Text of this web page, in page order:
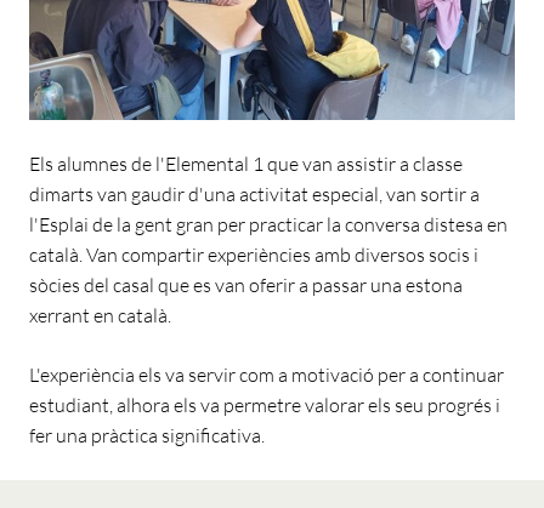
Els alumnes de l'Elemental 1 que van assistir a classe
dimarts van gaudir d'una activitat especial, van sortir a
l'Esplai de la gent gran per practicar la conversa distesa en
català. Van compartir experiències amb diversos socis i
sòcies del casal que es van oferir a passar una estona
xerrant en català.
L'experiència els va servir com a motivació per a continuar
estudiant, alhora els va permetre valorar els seu progrés i
fer una pràctica significativa.